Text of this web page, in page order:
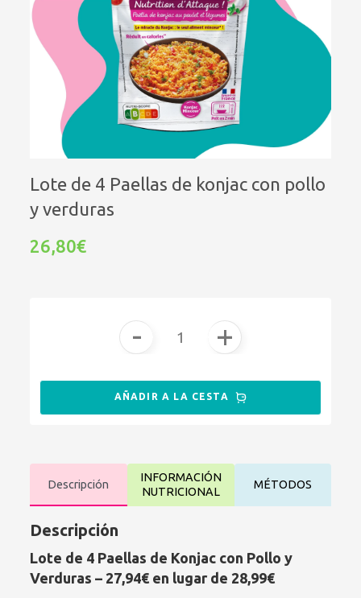
Lote de 4 Paellas de konjac con pollo
y verduras
26,80€
Descripción
INFORMACIÓN
NUTRICIONAL
MÉTODOS
Descripción
Lote de 4 Paellas de Konjac con Pollo y
Verduras – 27,94€ en lugar de 28,99€
- +
AÑADIR A LA CESTA